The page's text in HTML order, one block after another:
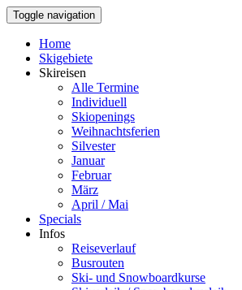
Toggle navigation
Home
Skigebiete
Skireisen
Alle Termine
Individuell
Skiopenings
Weihnachtsferien
Silvester
Januar
Februar
März
April / Mai
Specials
Infos
Reiseverlauf
Busrouten
Ski- und Snowboardkurse